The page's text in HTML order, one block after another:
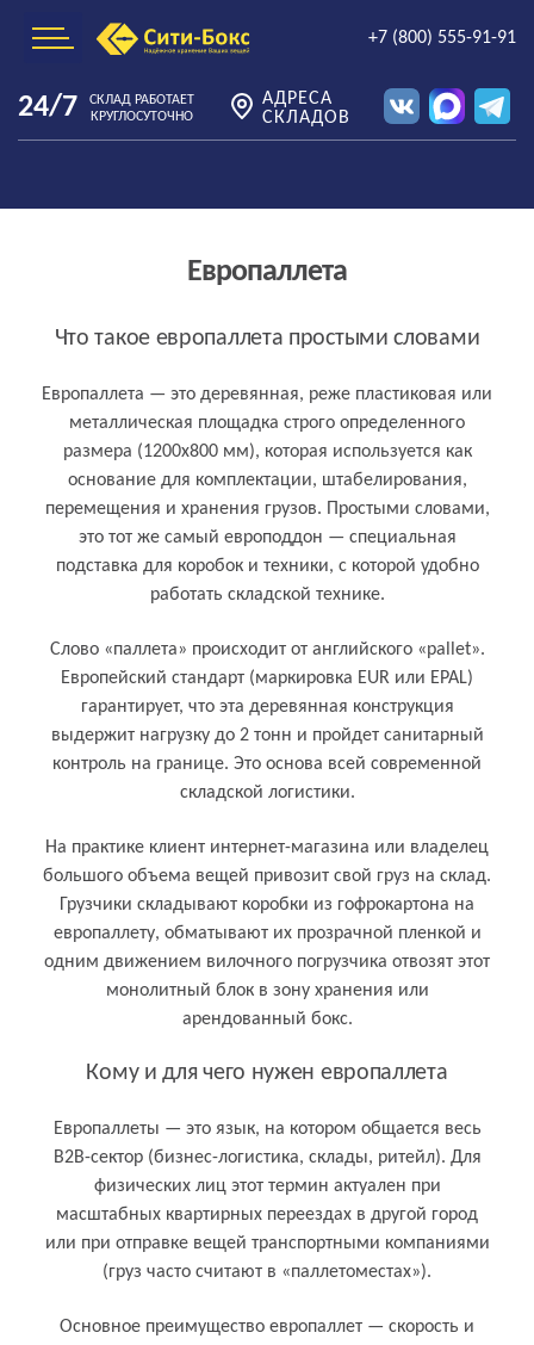
+7 (800) 555-91-91
24/7
СКЛАД РАБОТАЕТ
КРУГЛОСУТОЧНО
АДРЕСА
СКЛАДОВ
Европаллета
Что такое европаллета простыми словами
Европаллета — это деревянная, реже пластиковая или
металлическая площадка строго определенного
размера (1200х800 мм), которая используется как
основание для комплектации, штабелирования,
перемещения и хранения грузов. Простыми словами,
это тот же самый европоддон — специальная
подставка для коробок и техники, с которой удобно
работать складской технике.
Слово «паллета» происходит от английского «pallet».
Европейский стандарт (маркировка EUR или EPAL)
гарантирует, что эта деревянная конструкция
выдержит нагрузку до 2 тонн и пройдет санитарный
контроль на границе. Это основа всей современной
складской логистики.
На практике клиент интернет-магазина или владелец
большого объема вещей привозит свой груз на склад.
Грузчики складывают коробки из гофрокартона на
европаллету, обматывают их прозрачной пленкой и
одним движением вилочного погрузчика отвозят этот
монолитный блок в зону хранения или
арендованный бокс.
Кому и для чего нужен европаллета
Европаллеты — это язык, на котором общается весь
B2B-сектор (бизнес-логистика, склады, ритейл). Для
физических лиц этот термин актуален при
масштабных квартирных переездах в другой город
или при отправке вещей транспортными компаниями
(груз часто считают в «паллетоместах»).
Основное преимущество европаллет — скорость и